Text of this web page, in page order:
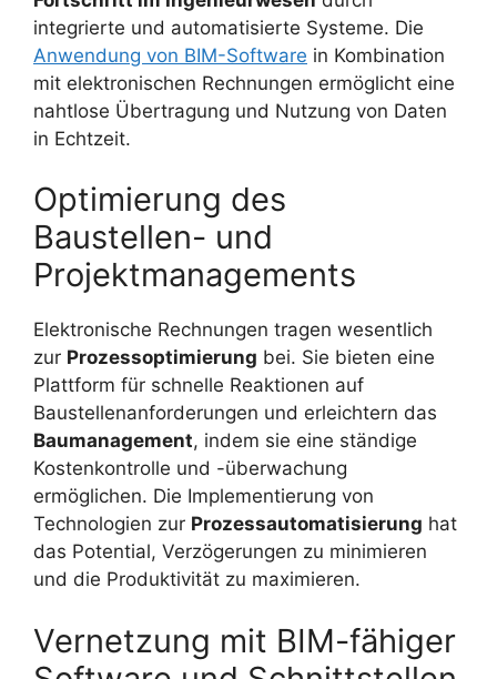
integrierte und automatisierte Systeme. Die
Anwendung von BIM-Software in Kombination
mit elektronischen Rechnungen ermöglicht eine
nahtlose Übertragung und Nutzung von Daten
in Echtzeit.
Optimierung des
Baustellen- und
Projektmanagements
Elektronische Rechnungen tragen wesentlich
zur Prozessoptimierung bei. Sie bieten eine
Plattform für schnelle Reaktionen auf
Baustellenanforderungen und erleichtern das
Baumanagement, indem sie eine ständige
Kostenkontrolle und -überwachung
ermöglichen. Die Implementierung von
Technologien zur Prozessautomatisierung hat
das Potential, Verzögerungen zu minimieren
und die Produktivität zu maximieren.
Vernetzung mit BIM-fähiger